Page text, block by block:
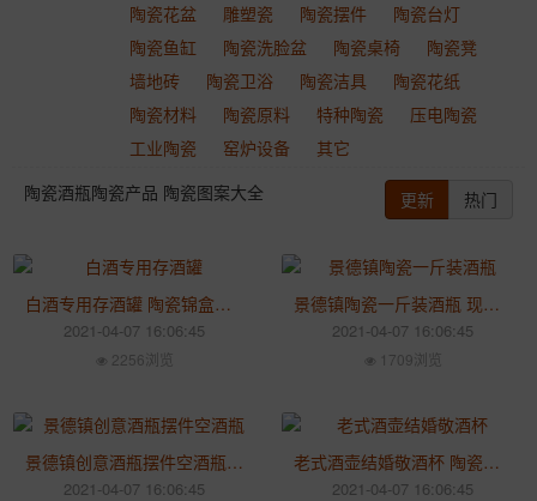
陶瓷花盆
雕塑瓷 陶瓷摆件
陶瓷台灯
陶瓷鱼缸
陶瓷洗脸盆 陶瓷桌椅
陶瓷凳
墙地砖
陶瓷卫浴 陶瓷洁具
陶瓷花纸
陶瓷材料
陶瓷原料 特种陶瓷
压电陶瓷
工业陶瓷
窑炉设备 其它
更新 热门
陶瓷酒瓶陶瓷产品 陶瓷图案大全
白酒专用存酒罐 陶瓷锦盒包装盒酒坛 起得早青花酒坛5斤装
2021-04-07 16:06:45
2256浏览
景德镇陶瓷一斤装酒瓶 现代简约创意白酒空瓶 储酒罐密封坛
2021-04-07 16:06:45
1709浏览
景德镇创意酒瓶摆件空酒瓶 家用仿古密封陶瓷酒罐子 1斤装陶瓷酒瓶
2021-04-07 16:06:45
老式酒壶结婚敬酒杯 陶瓷酒具批发 家用酒杯套件高脚杯小酒杯
2021-04-07 16:06:45